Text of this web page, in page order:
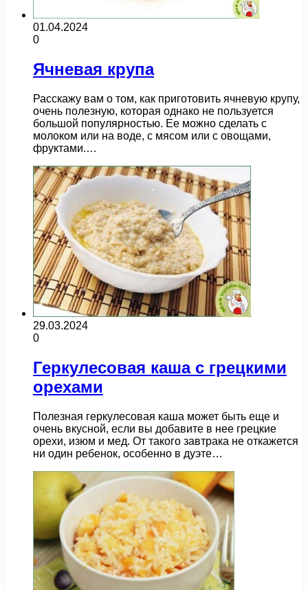
01.04.2024
0
Ячневая крупа
Расскажу вам о том, как приготовить ячневую крупу,
очень полезную, которая однако не пользуется
большой популярностью. Ее можно сделать с
молоком или на воде, с мясом или с овощами,
фруктами.…
29.03.2024
0
Геркулесовая каша с грецкими
орехами
Полезная геркулесовая каша может быть еще и
очень вкусной, если вы добавите в нее грецкие
орехи, изюм и мед. От такого завтрака не откажется
ни один ребенок, особенно в дуэте…